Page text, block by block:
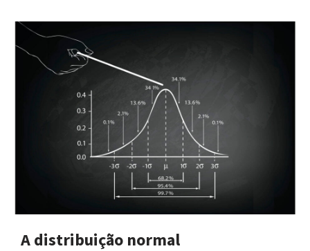
A distribuição normal